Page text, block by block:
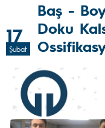
17
Şubat
Baş -
Doku